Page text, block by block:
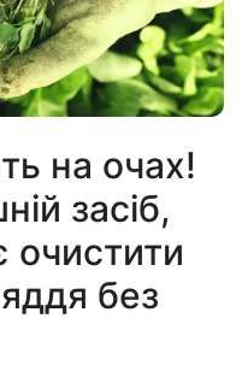
на очах!
засіб,
очистити
без